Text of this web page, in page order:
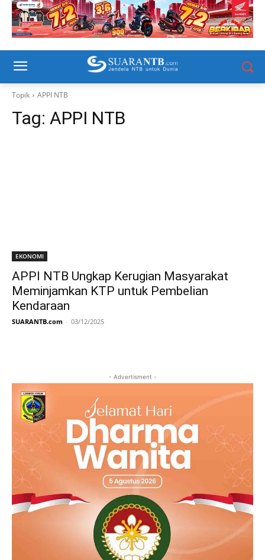
Topik APPI NTB
Tag: APPI NTB
EKONOMI
APPI NTB Ungkap Kerugian Masyarakat
Meminjamkan KTP untuk Pembelian
Kendaraan
SUARANTB.com - 03/12/2025
- Advertisment -